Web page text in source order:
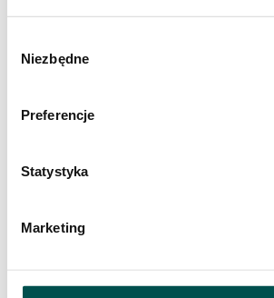
zgody
Niezbędne
Preferencje
Statystyka
Marketing